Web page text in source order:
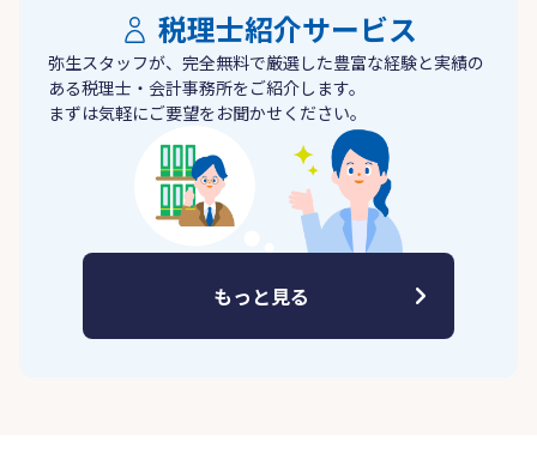
税理士紹介サービス
弥生スタッフが、完全無料で厳選した豊富な経験と実績の
ある税理士・会計事務所をご紹介します。
まずは気軽にご要望をお聞かせください。
もっと見る